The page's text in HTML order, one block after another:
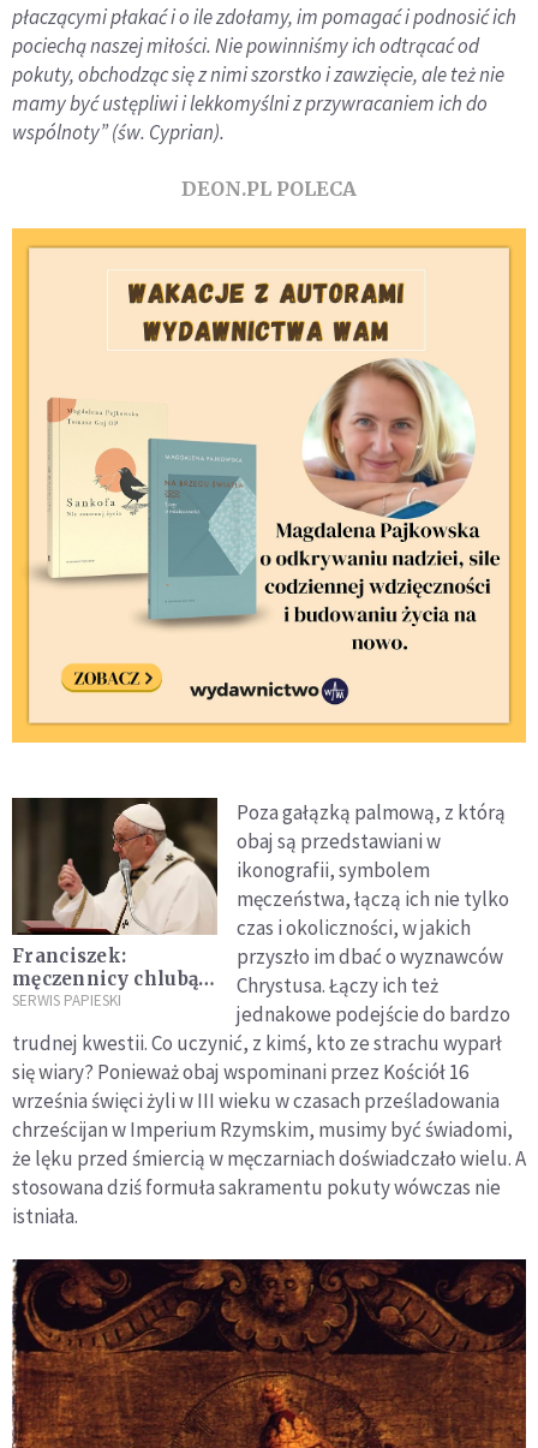
płaczącymi płakać i o ile zdołamy, im pomagać i podnosić ich
pociechą naszej miłości. Nie powinniśmy ich odtrącać od
pokuty, obchodząc się z nimi szorstko i zawzięcie, ale też nie
mamy być ustępliwi i lekkomyślni z przywracaniem ich do
wspólnoty” (św. Cyprian).
DEON.PL POLECA
Franciszek:
męczennicy chlubą
Kościoła
SERWIS PAPIESKI
Poza gałązką palmową, z którą
obaj są przedstawiani w
ikonografii, symbolem
męczeństwa, łączą ich nie tylko
czas i okoliczności, w jakich
przyszło im dbać o wyznawców
Chrystusa. Łączy ich też
jednakowe podejście do bardzo
trudnej kwestii. Co uczynić, z kimś, kto ze strachu wyparł
się wiary? Ponieważ obaj wspominani przez Kościół 16
września święci żyli w III wieku w czasach prześladowania
chrześcijan w Imperium Rzymskim, musimy być świadomi,
że lęku przed śmiercią w męczarniach doświadczało wielu. A
stosowana dziś formuła sakramentu pokuty wówczas nie
istniała.